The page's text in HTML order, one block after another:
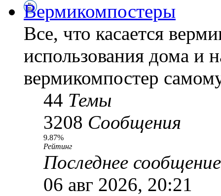
Вермикомпостеры
Все, что касается
использования дома и
вермикомпостер
44 Темы
3208 Сообщения
9.87%
Рейтинг
Последнее сообщение
06 авг 2026, 20:21